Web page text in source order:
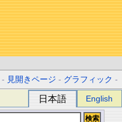
- 見開きページ - グラフィック -
日本語 English